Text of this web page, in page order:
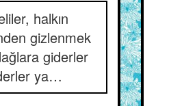
halkın
gizlenmek
giderler
ya…